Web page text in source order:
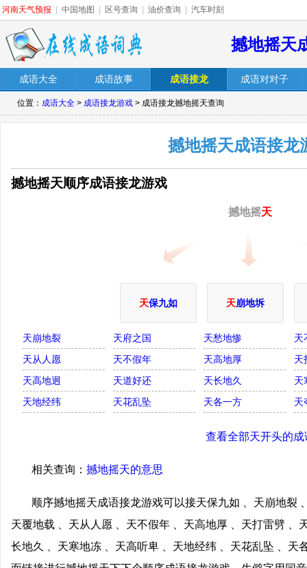
河南天气预报 中国地图 区号查询 油价查询 汽车时刻
撼地摇天
成语大全 成语故事 成语接龙 成语对对子
位置： 成语大全 > 成语接龙游戏 > 成语接龙撼地摇天查询
撼地摇天成语接龙
撼地摇天顺序成语接龙游戏
撼地摇天
天保九如 天崩地坼
天崩地裂 天府之国 天愁地惨
天
天从人愿
天不假年 天高地厚
天
天高地迥
天道好还 天长地久
天
天地经纬
天花乱坠 天各一方 天
查看全部天开头的成
相关查询： 撼地摇天的意思
顺序撼地摇天成语接龙游戏可以接天保九如 、天崩地裂
天覆地载 、天从人愿 、天不假年 、天高地厚 、天打雷劈 、
长地久 、天寒地冻 、天高听卑 、天地经纬 、天花乱坠 、天